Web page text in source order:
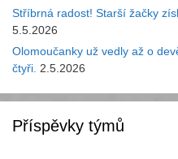
Stříbrná radost! Starší žačky
5.5.2026
Olomoučanky už vedly až o
čtyři. 2.5.2026
Příspěvky týmů